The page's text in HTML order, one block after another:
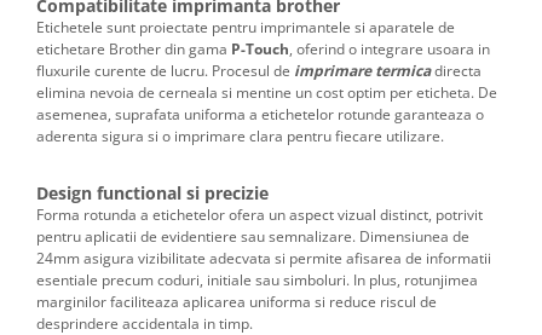
Compatibilitate imprimanta brother
Etichetele sunt proiectate pentru imprimantele si aparatele de
etichetare Brother din gama P-Touch, oferind o integrare usoara in
fluxurile curente de lucru. Procesul de imprimare termicadirecta
elimina nevoia de cerneala si mentine un cost optim per eticheta. De
asemenea, suprafata uniforma a etichetelor rotunde garanteaza o
aderenta sigura si o imprimare clara pentru fiecare utilizare.
Design functional si precizie
Forma rotunda a etichetelor ofera un aspect vizual distinct, potrivit
pentru aplicatii de evidentiere sau semnalizare. Dimensiunea de
24mm asigura vizibilitate adecvata si permite afisarea de informatii
esentiale precum coduri, initiale sau simboluri. In plus, rotunjimea
marginilor faciliteaza aplicarea uniforma si reduce riscul de
desprindere accidentala in timp.